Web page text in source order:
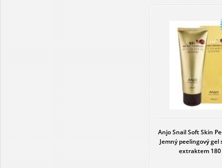
Anjo Snail Soft Skin
Jemný peelingový gel
extraktem 180